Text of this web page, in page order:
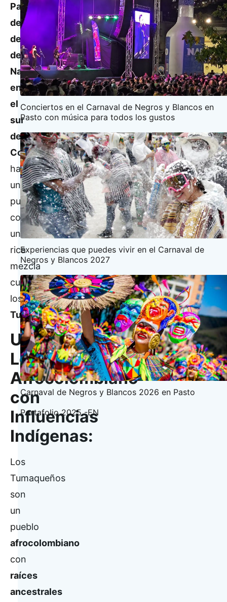
Pacífica
del
departamento
de
Nariño,
en
el
sur
de
Colombia,
habita
un
pueblo
con
una
rica
mezcla
cultural:
los
Tumaqueños.
Un
Legado
Afrocolombiano
con
Influencias
Indígenas:
Los
Tumaqueños
son
un
pueblo
afrocolombiano
con
raíces
ancestrales
Conciertos en el Carnaval de Negros y Blancos en
Pasto con música para todos los gustos
Experiencias que puedes vivir en el Carnaval de
Negros y Blancos 2027
Carnaval de Negros y Blancos 2026 en Pasto
Portafolio 2025 -EN